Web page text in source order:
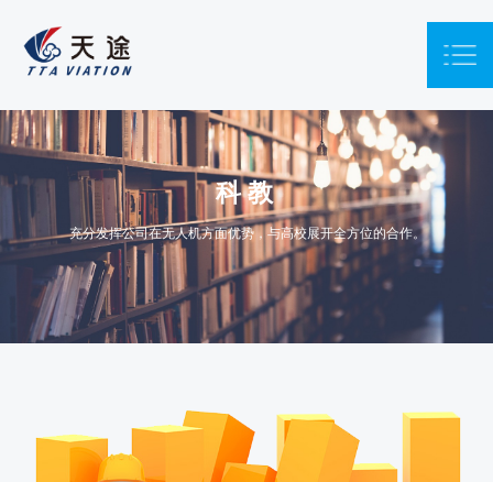
科 教
充分发挥公司在无人机方面优势，与高校展开全方位的合作。